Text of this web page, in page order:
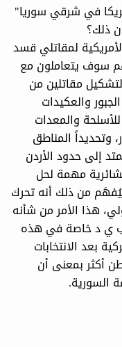
في شرقي سوريا"
ذلك؟
لمقاتلي قسد
سوف يتعاملون مع
مقاتلين من
والعكيدات
والمعدات
وتحديداً المناطق
إلى حدود الأردن
مهمة لحل
فيُفهَم من ذلك أنه تحرك
هذا الأمر من شأنه
ب ي د خاصة في هذه
بعد الانتخابات
أكثر بمعنى أن
السورية.